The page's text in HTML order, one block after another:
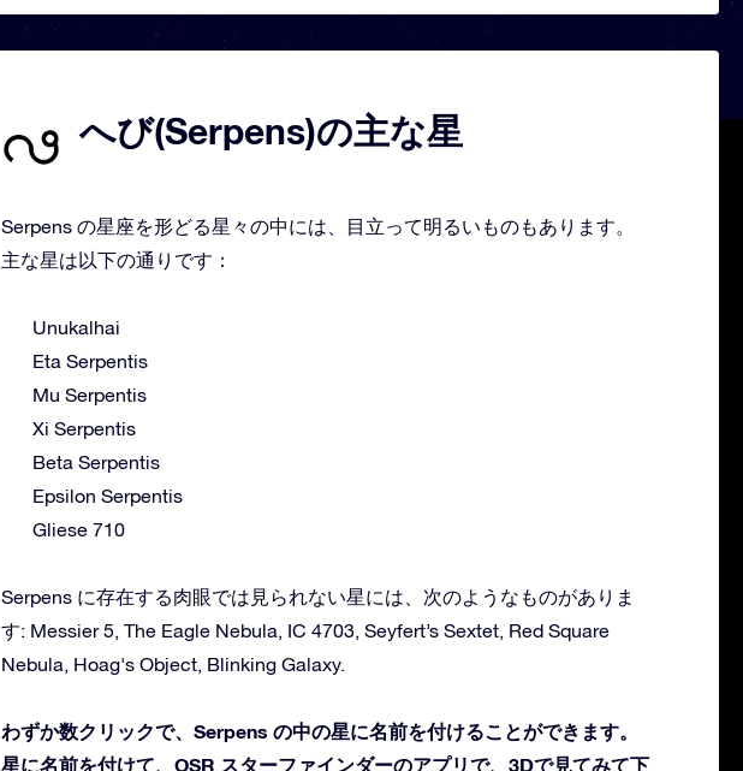
へび(Serpens)の主な星
Serpens の星座を形どる星々の中には、目立って明るいものもあります。
主な星は以下の通りです：
Unukalhai
Eta Serpentis
Mu Serpentis
Xi Serpentis
Beta Serpentis
Epsilon Serpentis
Gliese 710
Serpens に存在する肉眼では見られない星には、次のようなものがありま
す: Messier 5, The Eagle Nebula, IC 4703, Seyfert’s Sextet, Red Square
Nebula, Hoag's Object, Blinking Galaxy.
わずか数クリックで、Serpens の中の星に名前を付けることができます。
星に名前を付けて、OSR スターファインダーのアプリで、3Dで見てみて下